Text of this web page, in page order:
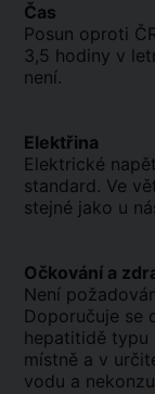
Čas
Posun oproti
3,5 hodiny v
není.
Elektřina
Elektrické
standard. Ve
stejné jako u
Očkování a
Není
Doporučuje se
hepatitidě typu
místně a v
vodu a